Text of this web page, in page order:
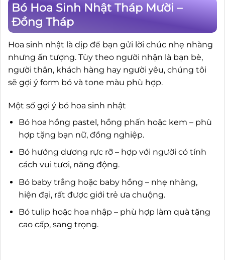
Bó Hoa Sinh Nhật Tháp Mười –
Đồng Tháp
Hoa sinh nhật là dịp để bạn gửi lời chúc nhẹ nhàng
nhưng ấn tượng. Tùy theo người nhận là bạn bè,
người thân, khách hàng hay người yêu, chúng tôi
sẽ gợi ý form bó và tone màu phù hợp.
Một số gợi ý bó hoa sinh nhật
Bó hoa hồng pastel, hồng phấn hoặc kem – phù
hợp tặng bạn nữ, đồng nghiệp.
Bó hướng dương rực rỡ – hợp với người có tính
cách vui tươi, năng động.
Bó baby trắng hoặc baby hồng – nhẹ nhàng,
hiện đại, rất được giới trẻ ưa chuộng.
Bó tulip hoặc hoa nhập – phù hợp làm quà tặng
cao cấp, sang trọng.